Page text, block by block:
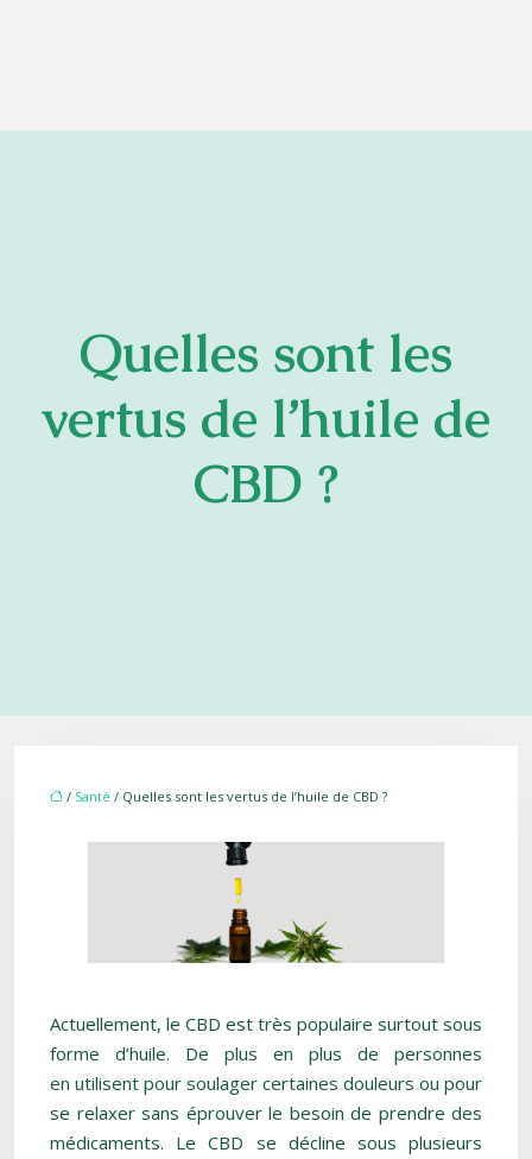
Quelles sont les
vertus de l’huile de
CBD ?
/ Santé / Quelles sont les vertus de l’huile de CBD ?
Actuellement, le CBD est très populaire surtout sous
forme d’huile. De plus en plus de personnes
en utilisent pour soulager certaines douleurs ou pour
se relaxer sans éprouver le besoin de prendre des
médicaments. Le CBD se décline sous plusieurs